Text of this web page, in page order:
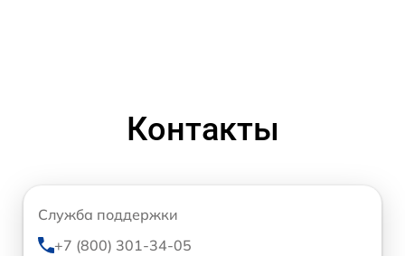
Контакты
Служба поддержки
+7 (800) 301-34-05